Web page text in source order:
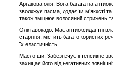
Арганова олія. Вона багата на
зволожує пасма, додає їм м’якості та
також зміцнює волосяний стрижень
Олія авокадо. Має антиоксидантні
старіння, містить багато корисних
їх еластичність.
Масло ши. Забезпечує інтенсивне
захищає його від негативних